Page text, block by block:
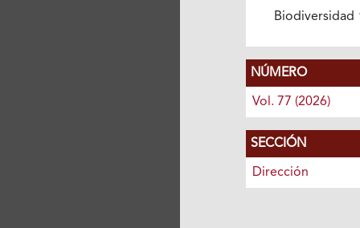
Biodiversidad
NÚMERO
Vol. 77 (2026)
SECCIÓN
Dirección